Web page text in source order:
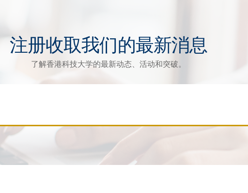
注册收取我们的最新消息
了解香港科技大学的最新动态、活动和突破。